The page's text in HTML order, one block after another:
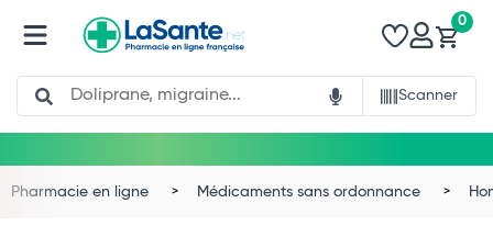
Search
Scanner
0
Pharmacie en ligne Médicaments sans ordonnance